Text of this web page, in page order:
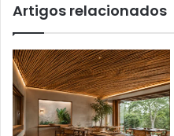
Artigos relacionados